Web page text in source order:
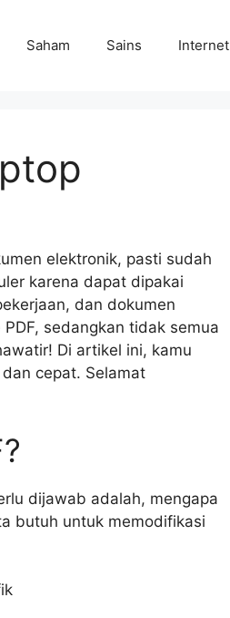
Saham Sains Internet
elektronik, pasti sudah
karena dapat dipakai
dan dokumen
sedangkan tidak semua
Di artikel ini, kamu
cepat. Selamat
dijawab adalah, mengapa
butuh untuk memodifikasi